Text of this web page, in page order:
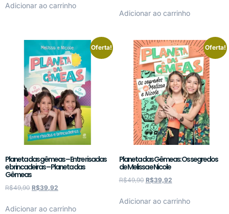
Adicionar ao carrinho
Adicionar ao carrinho
Oferta!
Planeta das gêmeas – Entre risadas
e brincadeiras – Planeta das
Gêmeas
R$49,90 R$39,92
Adicionar ao carrinho
Oferta!
Planeta das Gêmeas: Os segredos
de Melissa e Nicole
R$49,90 R$39,92
Adicionar ao carrinho